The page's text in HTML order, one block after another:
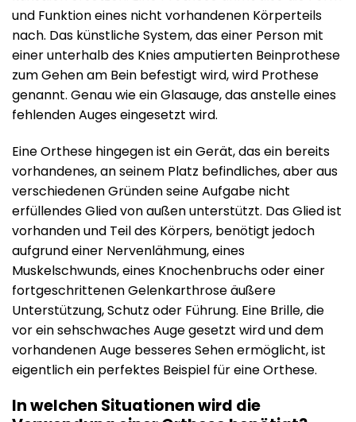
und Funktion eines nicht vorhandenen Körperteils
nach. Das künstliche System, das einer Person mit
einer unterhalb des Knies amputierten Beinprothese
zum Gehen am Bein befestigt wird, wird Prothese
genannt. Genau wie ein Glasauge, das anstelle eines
fehlenden Auges eingesetzt wird.
Eine Orthese hingegen ist ein Gerät, das ein bereits
vorhandenes, an seinem Platz befindliches, aber aus
verschiedenen Gründen seine Aufgabe nicht
erfüllendes Glied von außen unterstützt. Das Glied ist
vorhanden und Teil des Körpers, benötigt jedoch
aufgrund einer Nervenlähmung, eines
Muskelschwunds, eines Knochenbruchs oder einer
fortgeschrittenen Gelenkarthrose äußere
Unterstützung, Schutz oder Führung. Eine Brille, die
vor ein sehschwaches Auge gesetzt wird und dem
vorhandenen Auge besseres Sehen ermöglicht, ist
eigentlich ein perfektes Beispiel für eine Orthese.
In welchen Situationen wird die